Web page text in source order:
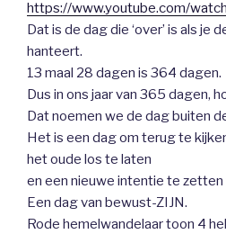
https://www.youtube.com/
Dat is de dag die ‘over’ is als je
hanteert.
13 maal 28 dagen is 364 dagen.
Dus in ons jaar van 365 dagen,
Dat noemen we de dag buiten
Het is een dag om terug te
het oude los te laten
en een nieuwe intentie te zetten
Een dag van bewust-ZIJN.
Rode hemelwandelaar toon 4